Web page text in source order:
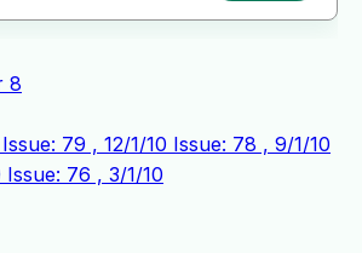
8
Issue: 79 , 12/1/10 Issue: 78 , 9/1/10
Issue: 76 , 3/1/10